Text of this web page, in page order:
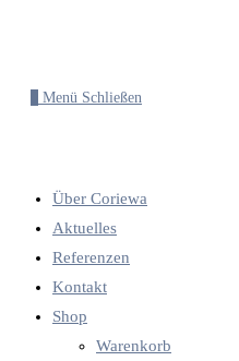
Menü Schließen
Über Coriewa
Aktuelles
Referenzen
Kontakt
Shop
Warenkorb